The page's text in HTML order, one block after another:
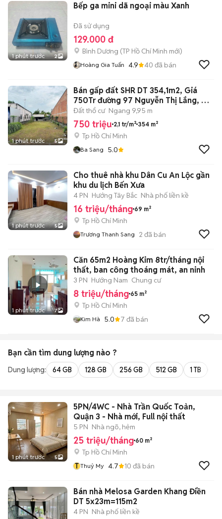
1 phút trước 2
Bếp ga mini dã ngoại màu Xanh
Đã sử dụng
129.000 đ
Bình Dương (TP Hồ Chí Minh mới)
Hoàng Gia Tuấn 4.9 40 đã bán
1 phút trước 5
Bán gấp đất SHR DT 354,1m2, Giá
750Tr đường 97 Nguyễn Thị Lắng, Củ
Chi
Đất thổ cư Ngang 9,95 m
750 triệu 2,1 tr/m² 354 m²
Tp Hồ Chí Minh
Ba Sang 5.0
1 phút trước 5
Cho thuê nhà khu Dân Cu An Lộc gần
khu du lịch Bến Xưa
4 PN Hướng Tây Bắc Nhà phố liền kề
16 triệu/tháng 69 m²
Tp Hồ Chí Minh
Trương Thanh Sang 2 đã bán
1 phút trước 7
Căn 65m2 Hoàng Kim 8tr/tháng nội
thất, ban công thoáng mát, an ninh
3 PN Hướng Nam Chung cư
8 triệu/tháng 65 m²
Tp Hồ Chí Minh
Kim Hà 5.0 7 đã bán
Bạn cần tìm dung lượng nào ?
Dung lượng: 64 GB 128 GB 256 GB 512 GB 1 TB
1 phút trước 5
5PN/4WC - Nhà Trần Quốc Toản,
Quận 3 - Nhà mới, Full nội thất
5 PN Nhà ngõ, hẻm
25 triệu/tháng 60 m²
Tp Hồ Chí Minh
T Thuỷ My 4.7 10 đã bán
Bán nhà Melosa Garden Khang Điền
DT 5x23m=115m2
4 PN Nhà phố liền kề